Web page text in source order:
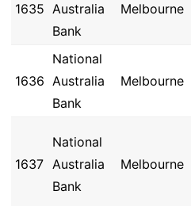
1635 Australia
Bank
Melbourne
1636
National
Australia
Bank
Melbourne
1637
National
Australia
Bank
Melbourne